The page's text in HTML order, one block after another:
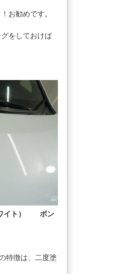
お勧めです。
をしておけば
ワイト） ボン
特徴は、二度塗